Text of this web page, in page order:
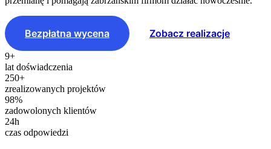
Bezpłatna wycena Zobacz realizacje
9+
lat doświadczenia
250+
zrealizowanych projektów
98%
zadowolonych klientów
24h
czas odpowiedzi